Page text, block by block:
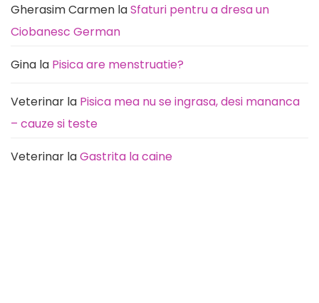
Gherasim Carmen laSfaturi pentru a dresa un
Ciobanesc German
Gina la Pisica are menstruatie?
Veterinar la Pisica mea nu se ingrasa, desi mananca
– cauze si teste
Veterinar laGastrita la caine